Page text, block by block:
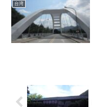
台湾